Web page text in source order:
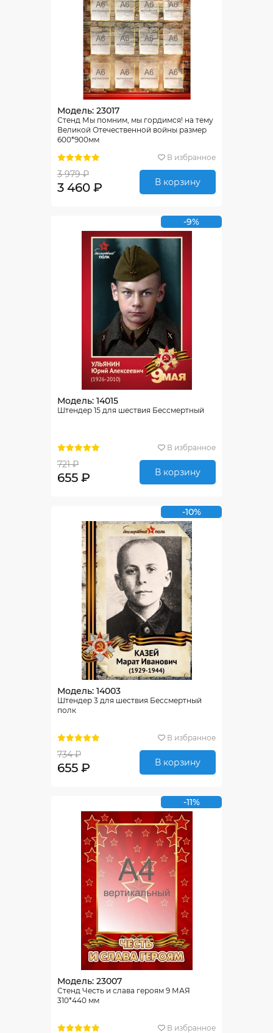
Модель: 23017
Стенд Мы помним, мы гордимся! на тему
Великой Отечественной войны размер
600*900мм
В избранное
3 979 ₽
3 460 ₽ В корзину
-9%
Модель: 14015
Штендер 15 для шествия Бессмертный
В избранное
721 ₽
655 ₽ В корзину
-10%
Модель: 14003
Штендер 3 для шествия Бессмертный
полк
В избранное
734 ₽
655 ₽ В корзину
-11%
Модель: 23007
Стенд Честь и слава героям 9 МАЯ
310*440 мм
В избранное